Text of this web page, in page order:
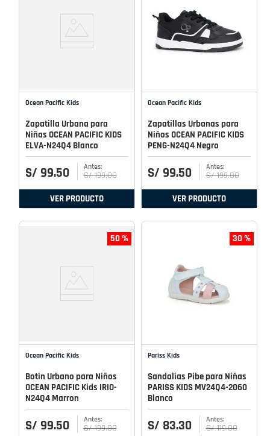
Ocean Pacific Kids
Zapatilla Urbana para
Niñas OCEAN PACIFIC KIDS
ELVA-N24Q4 Blanco
S/ 99.50 S/ 199.00
VER PRODUCTO
Ocean Pacific Kids
Zapatillas Urbanas para
Niños OCEAN PACIFIC KIDS
PENG-N24Q4 Negro
S/ 99.50 S/ 199.00
VER PRODUCTO
50 %
Ocean Pacific Kids
Botin Urbano para Niños
OCEAN PACIFIC Kids IRIO-
N24Q4 Marron
S/ 99.50 S/ 199.00
30 %
Pariss Kids
Sandalias Pibe para Niñas
PARISS KIDS MV24Q4-2060
Blanco
S/ 83.30 S/ 119.00